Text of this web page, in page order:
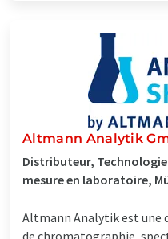
Altmann Analytik
Distributeur,
mesure en laboratoire,
Altmann Analytik est une
de chromatographie,